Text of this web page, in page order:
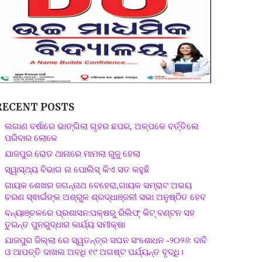
POSTS
ଲଗାଣ ବର୍ଷାରେ ଭାଙ୍ଗିଲା ଗୃହର ଛପର, ଅଳ୍ପକେ ବର୍ତ୍ତିଲେ
ପରିବାର ଲୋକେ
ଯାଜପୁର ରୋଡ ଥାନାରେ ମାମଲା ରୁଜୁ ହେଲା
ସ୍ୱାସ୍ଥ୍ୟ ବିଭାଗ ନା ପୋଲିସ୍ କିଏ ସତ କହୁଛି
ଗାୟକ ଶେଖର ଜଗନ୍ନାଥ ବେହେରା,ଗାୟକ ସମ୍ରାଟ ଅଭୟ
ଚରଣ ସ୍ଵାଇଁଙ୍କ ଅଶ୍ରୁଳ ଶ୍ରଦ୍ଧାଞ୍ଜଳୀ ସଭା ଅନୁଷ୍ଠିତ ହେବ
ବନ୍ୟାଞ୍ଚଳରେ ପ୍ରଶାସନ:ପକ୍ଷରୁ ରିଲିଫ୍ କିଟ୍ ବଣ୍ଟନ ସହ
ତୁରନ୍ତ ପୁନରୁଦ୍ଧାର କାର୍ଯ୍ୟ ସମୀକ୍ଷା
ଯାଜପୁର ଜିଲ୍ଲା ରେ ସ୍ୱତନ୍ତ୍ର ସଘନ ସଂଶୋଧନ -୨୦୨୬: ଦାବି
ଓ ଆପତ୍ତି ଦାଖଲ ଅବଧି ୧୯ ଅଗଷ୍ଟ ପର୍ଯ୍ୟନ୍ତ ବୃଦ୍ଧି।